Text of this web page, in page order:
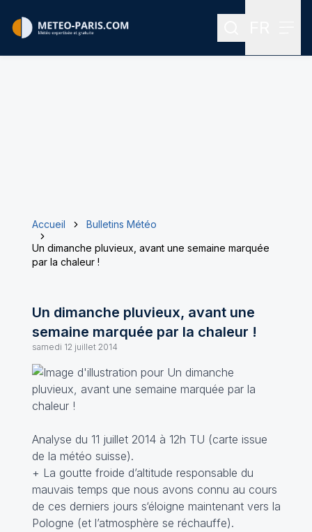
Rechercher
Accueil
Bulletins Météo
Un dimanche pluvieux, avant une semaine marquée
par la chaleur !
Un dimanche pluvieux, avant une
semaine marquée par la chaleur !
samedi 12 juillet 2014
Analyse du 11 juillet 2014 à 12h TU (carte issue
de la météo suisse).
+ La goutte froide d’altitude responsable du
mauvais temps que nous avons connu au cours
de ces derniers jours s‘éloigne maintenant vers la
Pologne (et l’atmosphère se réchauffe).